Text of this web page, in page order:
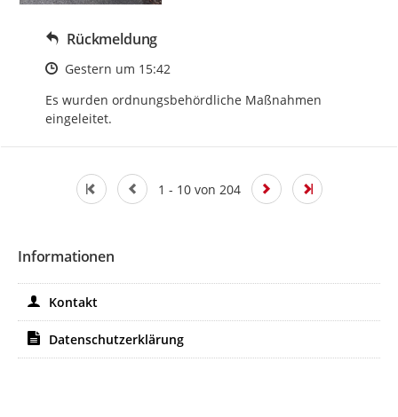
Rückmeldung
Zeitpunkt des Erstellens
Gestern um 15:42
Es wurden ordnungsbehördliche Maßnahmen
eingeleitet.
1 - 10 von 204
Informationen
Kontakt
Datenschutzerklärung